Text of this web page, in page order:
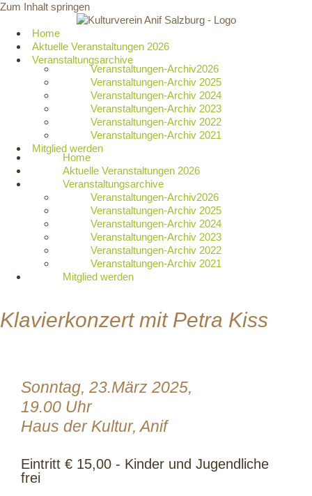
Zum Inhalt springen
Home
Aktuelle Veranstaltungen 2026
Veranstaltungsarchive
Veranstaltungen-Archiv2026
Veranstaltungen-Archiv 2025
Veranstaltungen-Archiv 2024
Veranstaltungen-Archiv 2023
Veranstaltungen-Archiv 2022
Veranstaltungen-Archiv 2021
Mitglied werden
Home
Aktuelle Veranstaltungen 2026
Veranstaltungsarchive
Veranstaltungen-Archiv2026
Veranstaltungen-Archiv 2025
Veranstaltungen-Archiv 2024
Veranstaltungen-Archiv 2023
Veranstaltungen-Archiv 2022
Veranstaltungen-Archiv 2021
Mitglied werden
Klavierkonzert mit Petra Kiss
Sonntag, 23.März 2025,
19.00 Uhr
Haus der Kultur, Anif
Eintritt € 15,00 - Kinder und Jugendliche
frei